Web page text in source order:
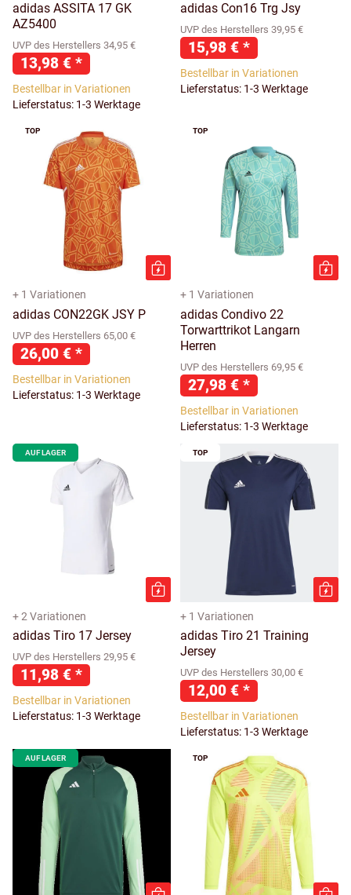
adidas ASSITA 17 GK
AZ5400
UVP des Herstellers 34,95 €
13,98 € *
Bestellbar in Variationen
Lieferstatus: 1-3 Werktage
adidas Con16 Trg Jsy
UVP des Herstellers 39,95 €
15,98 € *
Bestellbar in Variationen
Lieferstatus: 1-3 Werktage
TOP
+ 1 Variationen
adidas CON22GK JSY P
UVP des Herstellers 65,00 €
26,00 € *
Bestellbar in Variationen
Lieferstatus: 1-3 Werktage
TOP
+ 1 Variationen
adidas Condivo 22
Torwarttrikot Langarn
Herren
UVP des Herstellers 69,95 €
27,98 € *
Bestellbar in Variationen
Lieferstatus: 1-3 Werktage
AUF LAGER
+ 2 Variationen
adidas Tiro 17 Jersey
UVP des Herstellers 29,95 €
11,98 € *
Bestellbar in Variationen
Lieferstatus: 1-3 Werktage
TOP
+ 1 Variationen
adidas Tiro 21 Training
Jersey
UVP des Herstellers 30,00 €
12,00 € *
Bestellbar in Variationen
Lieferstatus: 1-3 Werktage
AUF LAGER TOP